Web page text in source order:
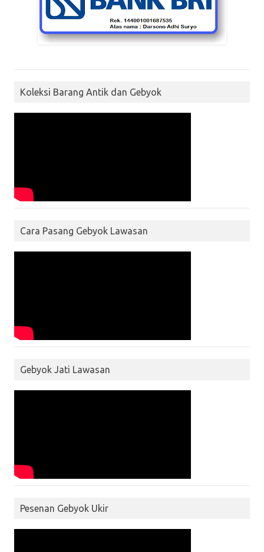
Koleksi Barang Antik dan Gebyok
Cara Pasang Gebyok Lawasan
Gebyok Jati Lawasan
Pesenan Gebyok Ukir